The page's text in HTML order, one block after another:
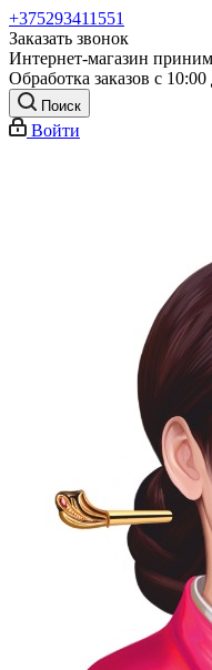
+375293411551
Заказать звонок
Интернет-магазин
Обработка заказов с 10:00
Поиск
Войти